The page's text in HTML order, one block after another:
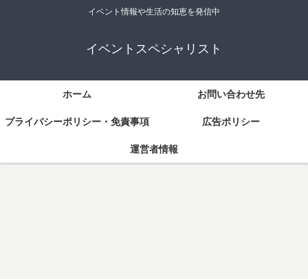
イベント情報や生活の知恵を発信中
イベントスペシャリスト
ホーム お問い合わせ先
プライバシーポリシー・免責事項 広告ポリシー
運営者情報